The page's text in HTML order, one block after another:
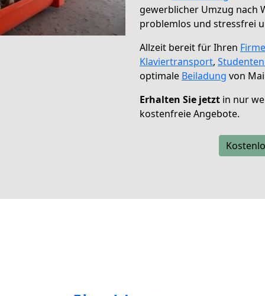
gewerblicher Umzug nach
problemlos und stressfrei
Allzeit bereit für Ihren
Klaviertransport,
optimale Beiladung von
Erhalten Sie jetzt in nur
kostenfreie Angebote.